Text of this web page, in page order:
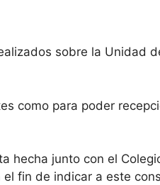
sobre la Unidad
como para poder
hecha junto con el
fin de indicar a este